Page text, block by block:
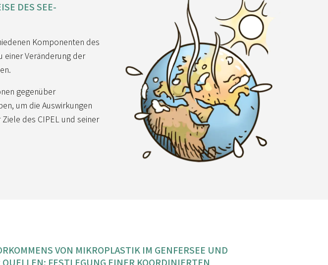
DES SEE-
Komponenten des
einer Veränderung der
gegenüber
um die Auswirkungen
des CIPEL und seiner
VON MIKROPLASTIK IM GENFERSEE UND
FESTLEGUNG EINER KOORDINIERTEN